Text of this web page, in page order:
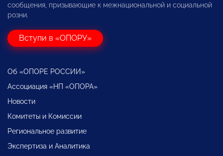
сообщения, призывающие к межнациональной и социальной
розни.
Вступи в «ОПОРУ»
Об «ОПОРЕ РОССИИ»
Ассоциация «НП «ОПОРА»
Новости
Комитеты и Комиссии
Региональное развитие
Экспертиза и Аналитика